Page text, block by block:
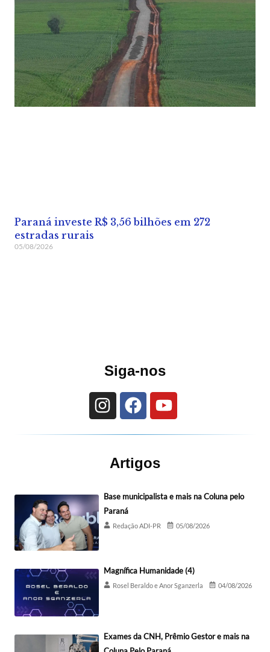
Paraná investe R$ 3,56 bilhões em 272
estradas rurais
05/08/2026
Siga-nos
Artigos
Base municipalista e mais na Coluna pelo
Paraná
Redação ADI-PR 05/08/2026
Magnífica Humanidade (4)
Rosel Beraldo e Anor Sganzerla 04/08/2026
Exames da CNH, Prêmio Gestor e mais na